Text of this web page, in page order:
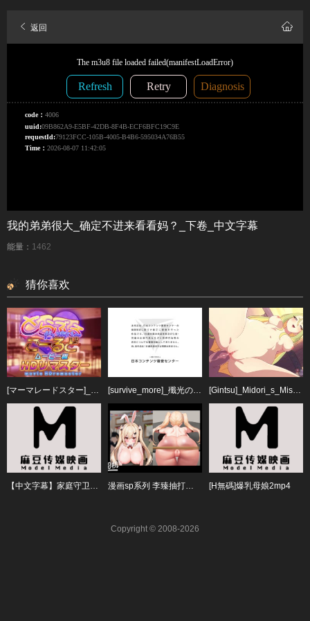
返回
我的弟弟很大_确定不进来看看妈？_下卷_中文字幕
能量： 1462
猜你喜欢
[survive_more]_殲光のイクス-Disorder_Eclipse-_The_Motion_Anime_前編 [Gintsu]_Midori_s_Mission
漫画sp系列 李臻抽打小翘臀美女#母狗#动漫#鞭打 [H無碼]爆乳母娘2mp4
Copyright © 2008-2026